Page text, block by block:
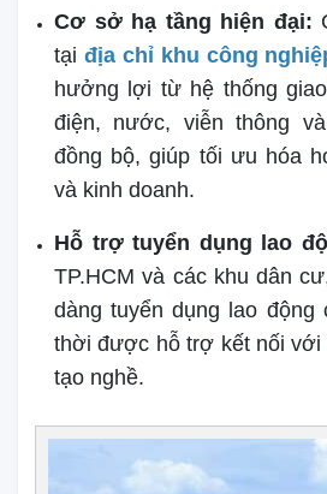
Cơ sở hạ tầng hiện đại:
tại địa chỉ khu công
hưởng lợi từ hệ thống
điện, nước, viễn thông
đồng bộ, giúp tối ưu hóa
và kinh doanh.
Hỗ trợ tuyển dụng lao
TP.HCM và các khu dân
dàng tuyển dụng lao động
thời được hỗ trợ kết nối với
tạo nghề.